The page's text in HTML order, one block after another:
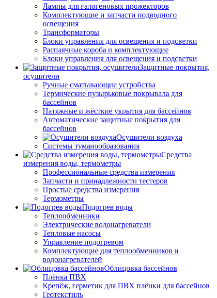
Лампы для галогеновых прожекторов
Комплектующие и запчасти подводного
освещения
Трансформаторы
Блоки управления для освещения и подсветки
Распаячные короба и комплектующие
Блоки управления для освещения и подсветки
Защитные покрытия,
осушители
Ручные сматывающие устройства
Термические пузырьковые покрывала для
бассейнов
Натяжные и жёсткие укрытия для бассейнов
Автоматические защитные покрытия для
бассейнов
Осушители воздуха
Системы туманообразования
Средства
измерения воды, термометры
Профессиональные средства измерения
Запчасти и принадлежности тестеров
Простые средства измерения
Термометры
Подогрев воды
Теплообменники
Электрические водонагреватели
Тепловые насосы
Управление подогревом
Комплектующие для теплообменников и
водонагревателей
Облицовка бассейнов
Плёнка ПВХ
Крепёж, герметик для ПВХ плёнки для бассейнов
Геотекстиль